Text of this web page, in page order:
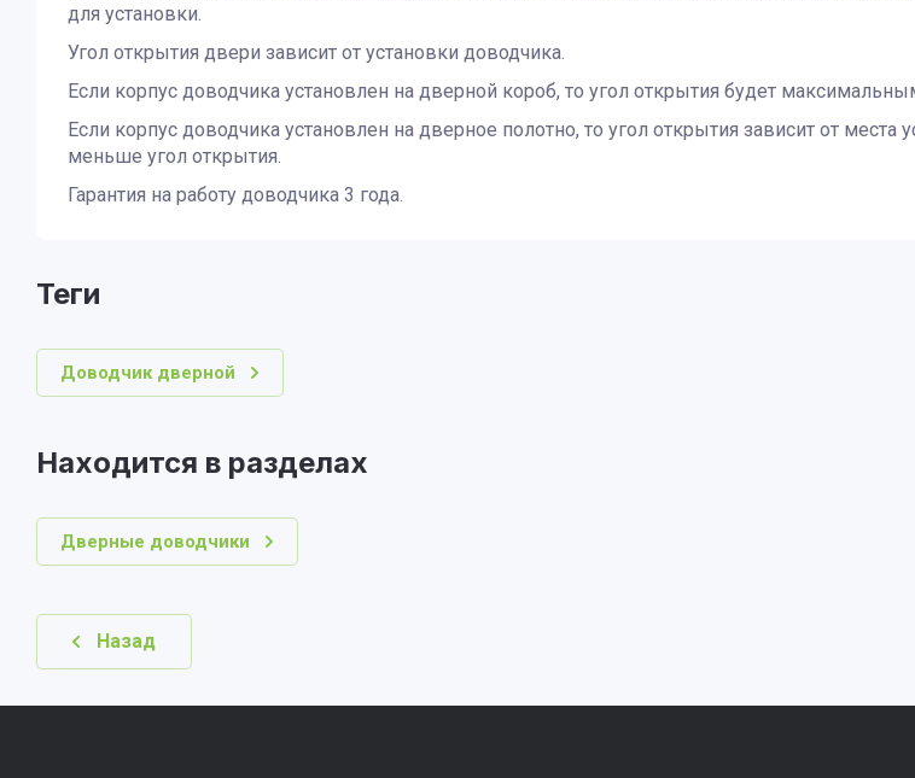
для установки.
Угол открытия двери зависит от установки доводчика.
Если корпус доводчика установлен на дверной короб, то угол открытия будет
Если корпус доводчика установлен на дверное полотно, то угол открытия зависит от
меньше угол открытия.
Гарантия на работу доводчика 3 года.
теги
Доводчик дверной
Находится в разделах
Дверные доводчики
Назад